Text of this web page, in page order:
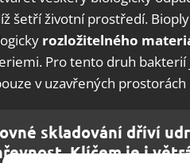
šetří životní prostředí.
rozložitelného
Pro tento druh
v uzavřených
skladování dříví
Klíčem je i